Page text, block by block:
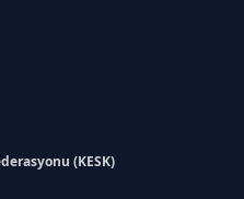
(KESK)